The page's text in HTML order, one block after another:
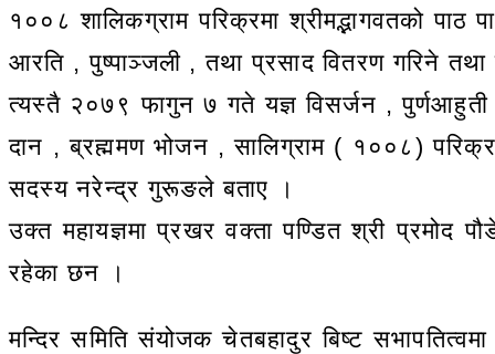
१००८ शालिकग्राम परिक्रमा श्रीमद्भागवतको
आरति , पुष्पाञ्जली , तथा प्रसाद वितरण गरिने
त्यस्तै २०७९ फागुन ७ गते यज्ञ विसर्जन , पुर्णआहुती ,
दान , ब्रह्ममण भोजन , सालिग्राम ( १००८)
सदस्य नरेन्द्र गुरूङले बताए ।
उक्त महायज्ञमा प्रखर वक्ता पण्डित श्री प्रमोद
रहेका छन ।
मन्दिर समिति संयोजक चेतबहादुर बिष्ट